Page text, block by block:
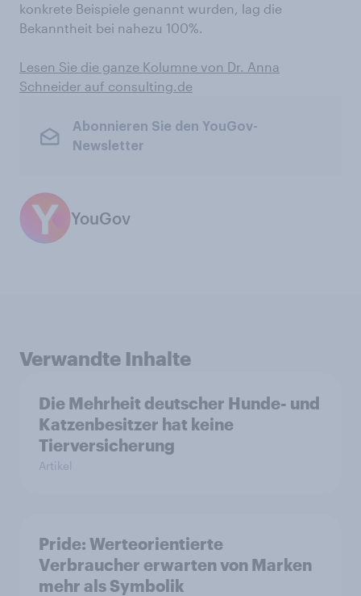
konkrete Beispiele genannt wurden, lag die
Bekanntheit bei nahezu 100%.
Lesen Sie die ganze Kolumne von Dr. Anna
Schneider auf consulting.de
Abonnieren Sie den YouGov-
Newsletter
YouGov
Verwandte Inhalte
Die Mehrheit deutscher Hunde- und
Katzenbesitzer hat keine
Tierversicherung
Artikel
Pride: Werteorientierte
Verbraucher erwarten von Marken
mehr als Symbolik